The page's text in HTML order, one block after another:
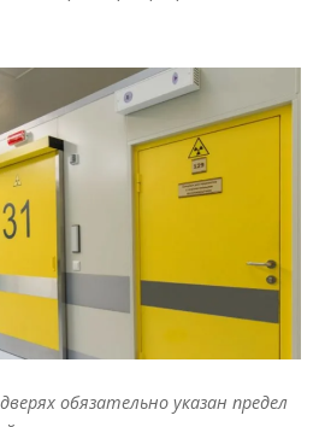
обязательно указан предел